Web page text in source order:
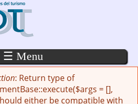
☰ Menu
: Return type of
= [],
either be compatible with